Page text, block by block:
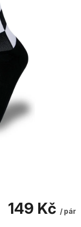
149 Kč / pár